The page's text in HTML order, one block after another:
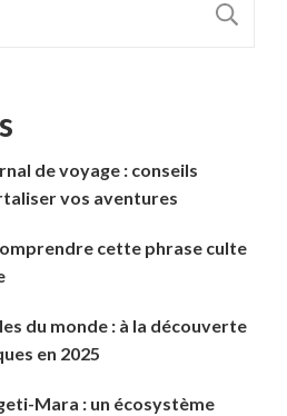
de voyage : conseils
vos aventures
cette phrase culte
du monde : à la découverte
en 2025
Mara : un écosystème